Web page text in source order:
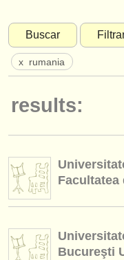
empleos -
degree courses
cursillos
instrumentos en
instrumentos
orquestas y
Buscar
x rumania
results:
Facultatea
Bucureşti